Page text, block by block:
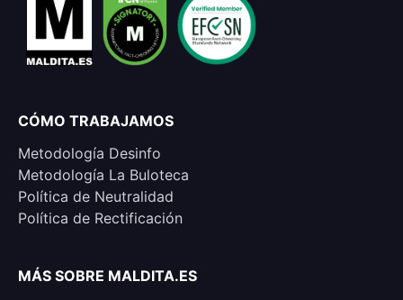
CÓMO TRABAJAMOS
Metodología Desinfo
Metodología La Buloteca
Política de Neutralidad
Política de Rectificación
MÁS SOBRE MALDITA.ES